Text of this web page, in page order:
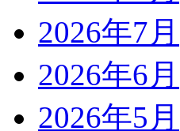
2026年7月
2026年6月
2026年5月